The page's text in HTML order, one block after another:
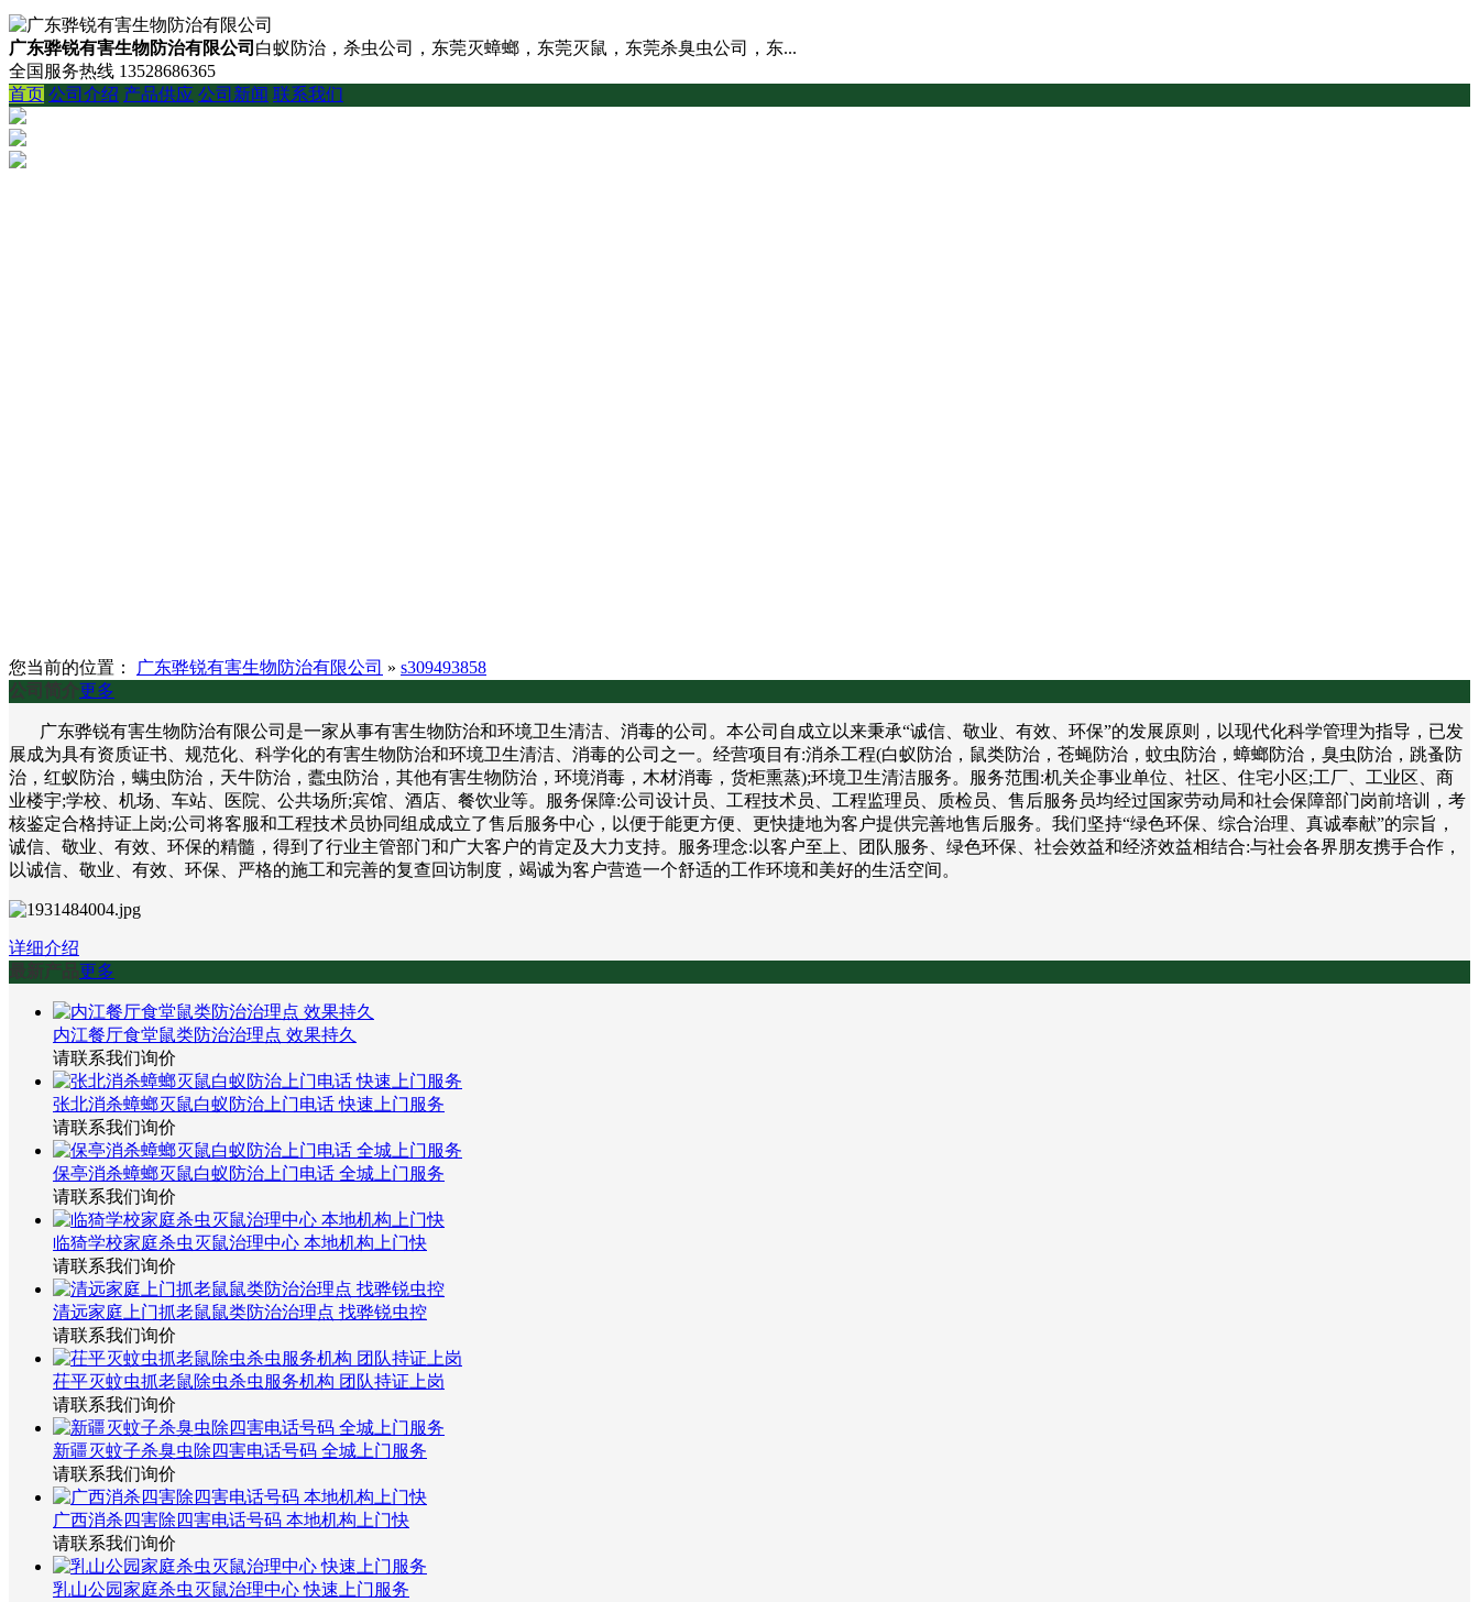
广东骅锐有害生物防治有限公司 白蚁防治，杀虫公司，东莞灭蟑螂，东莞灭鼠，东莞杀臭虫公司，东...
全国服务热线 13528686365
首页 公司介绍 产品供应 公司新闻 联系我们
您当前的位置： 广东骅锐有害生物防治有限公司 » s309493858
公司简介更多
广东骅锐有害生物防治有限公司是一家从事有害生物防治和环境卫生清洁、消毒的公司。本公司自成立以来秉承“诚信、敬业、有效、环保”的发展原则，以现代化科学管理为指导，已发
展成为具有资质证书、规范化、科学化的有害生物防治和环境卫生清洁、消毒的公司之一。经营项目有:消杀工程(白蚁防治，鼠类防治，苍蝇防治，蚊虫防治，蟑螂防治，臭虫防治，跳蚤防
治，红蚁防治，螨虫防治，天牛防治，蠹虫防治，其他有害生物防治，环境消毒，木材消毒，货柜熏蒸);环境卫生清洁服务。服务范围:机关企事业单位、社区、住宅小区;工厂、工业区、商
业楼宇;学校、机场、车站、医院、公共场所;宾馆、酒店、餐饮业等。服务保障:公司设计员、工程技术员、工程监理员、质检员、售后服务员均经过国家劳动局和社会保障部门岗前培训，考
核鉴定合格持证上岗;公司将客服和工程技术员协同组成成立了售后服务中心，以便于能更方便、更快捷地为客户提供完善地售后服务。我们坚持“绿色环保、综合治理、真诚奉献”的宗旨，
诚信、敬业、有效、环保的精髓，得到了行业主管部门和广大客户的肯定及大力支持。服务理念:以客户至上、团队服务、绿色环保、社会效益和经济效益相结合:与社会各界朋友携手合作，
以诚信、敬业、有效、环保、严格的施工和完善的复查回访制度，竭诚为客户营造一个舒适的工作环境和美好的生活空间。
详细介绍
最新产品更多
内江餐厅食堂鼠类防治治理点 效果持久
请联系我们询价
张北消杀蟑螂灭鼠白蚁防治上门电话 快速上门服务
请联系我们询价
保亭消杀蟑螂灭鼠白蚁防治上门电话 全城上门服务
请联系我们询价
临猗学校家庭杀虫灭鼠治理中心 本地机构上门快
请联系我们询价
清远家庭上门抓老鼠鼠类防治治理点 找骅锐虫控
请联系我们询价
茌平灭蚊虫抓老鼠除虫杀虫服务机构 团队持证上岗
请联系我们询价
新疆灭蚊子杀臭虫除四害电话号码 全城上门服务
请联系我们询价
广西消杀四害除四害电话号码 本地机构上门快
请联系我们询价
乳山公园家庭杀虫灭鼠治理中心 快速上门服务